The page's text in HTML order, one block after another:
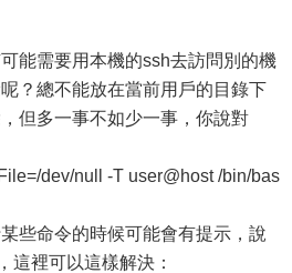
能需要用本機的ssh去訪問別的機
？總不能放在當前用戶的目錄下
但多一事不如少一事，你說對
dev/null -T user@host /bin/bas
些命令的時候可能會有提示，說
這裡可以這樣解決：